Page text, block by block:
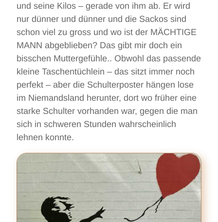
und seine Kilos – gerade von ihm ab. Er wird
nur dünner und dünner und die Sackos sind
schon viel zu gross und wo ist der MÄCHTIGE
MANN abgeblieben? Das gibt mir doch ein
bisschen Muttergefühle.. Obwohl das passende
kleine Taschentüchlein – das sitzt immer noch
perfekt – aber die Schulterposter hängen lose
im Niemandsland herunter, dort wo früher eine
starke Schulter vorhanden war, gegen die man
sich in schweren Stunden wahrscheinlich
lehnen konnte.